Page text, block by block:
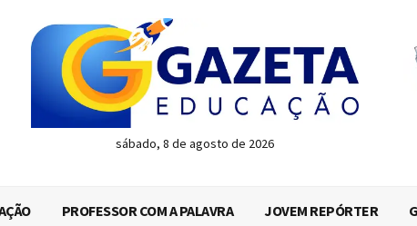
sábado, 8 de agosto de 2026
PROFESSOR COM A PALAVRA JOVEM REPÓRTER